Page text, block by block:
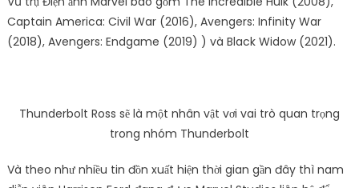
Captain America: Civil War (2016), Avengers: Infinity War
(2018), Avengers: Endgame (2019) ) và Black Widow (2021).
Thunderbolt Ross sẽ là một nhân vật vơi vai trò quan trọng
trong nhóm Thunderbolt
Và theo như nhiều tin đồn xuất hiện thời gian gần đây thì nam